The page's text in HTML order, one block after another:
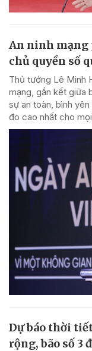
An ninh mạng
chủ quyền số
Thủ tướng Lê Minh
mạng, gắn kết giữa
sự an toàn, bình
đo cao nhất cho
Dự báo thời
rộng, bão số 3